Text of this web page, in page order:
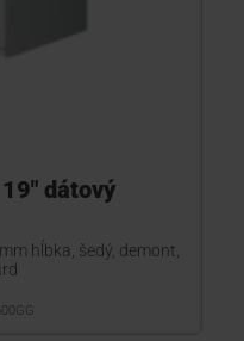
dátový
hĺbka, šedý, demont,